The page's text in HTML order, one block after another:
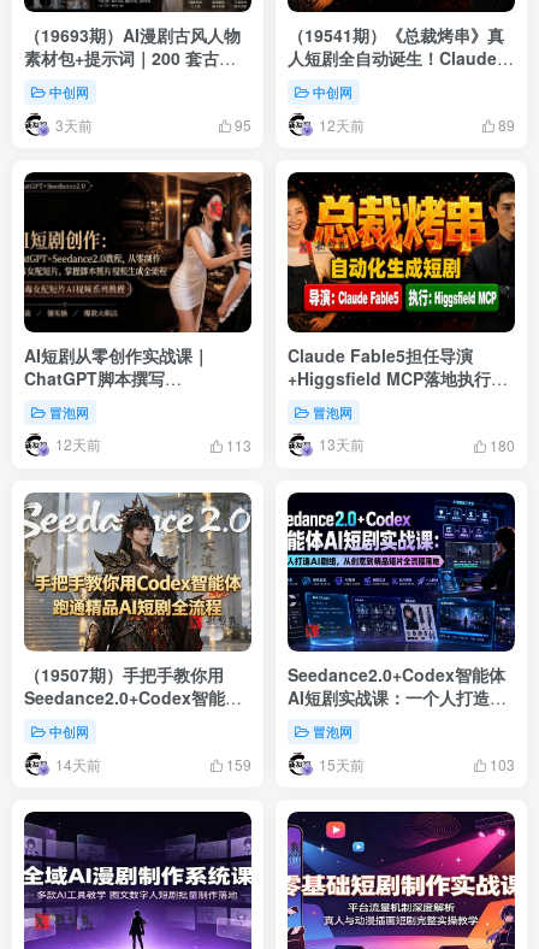
（19693期）AI漫剧古风人物
素材包+提示词｜200 套古代
言情三视图，配套专属提示词
短剧主角配角直接套用
中创网
3天前 95
（19541期）《总裁烤串》真
人短剧全自动诞生！Claude
Fable5 当导演，Higgsfield
MCP 执行！
中创网
12天前 89
AI短剧从零创作实战课｜
ChatGPT脚本撰写
毒女配短剧全流程教程
冒泡网
12天前 113
Claude Fable5担任导演
+Higgsfield MCP落地执行｜
自动AI生成全流程教学
冒泡网
13天前 180
（19507期）手把手教你用
Seedance2.0+Codex智能体
跑通精品AI短剧全流程（附3
种skill技能）
中创网
14天前 159
Seedance2.0+Codex智能体
AI短剧实战课：一个人打造AI
剧组，从创意到精品短片全流
程 冒泡网
15天前 103